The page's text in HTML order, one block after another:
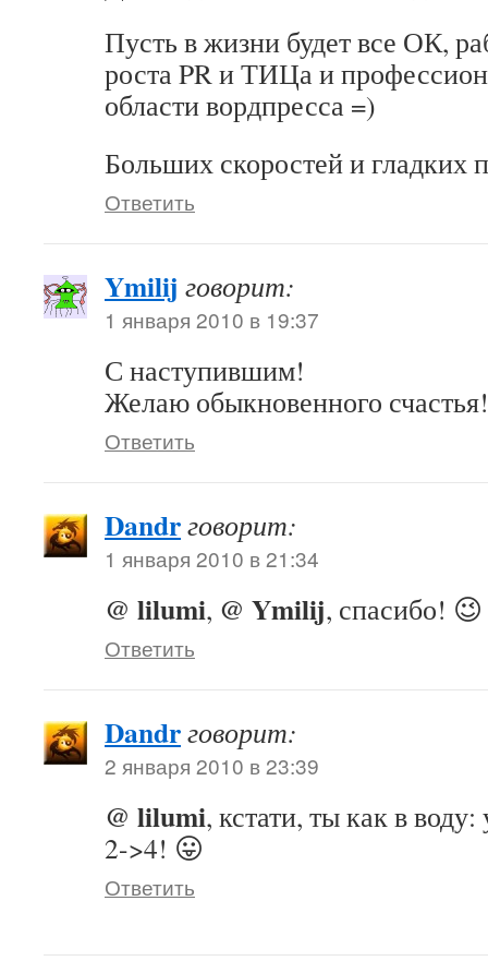
Пусть в жизни будет все ОК,
роста PR и ТИЦа и
области вордпресса =)
Больших скоростей и гладких
Ответить
Ymilij говорит:
1 января 2010 в 19:37
С наступившим!
Желаю обыкновенного счастья!
Ответить
Dandrговорит:
1 января 2010 в 21:34
@ lilumi, @ Ymilij, спасибо! 😉
Ответить
Dandrговорит:
2 января 2010 в 23:39
@ lilumi, кстати, ты как в
2->4! 😛
Ответить